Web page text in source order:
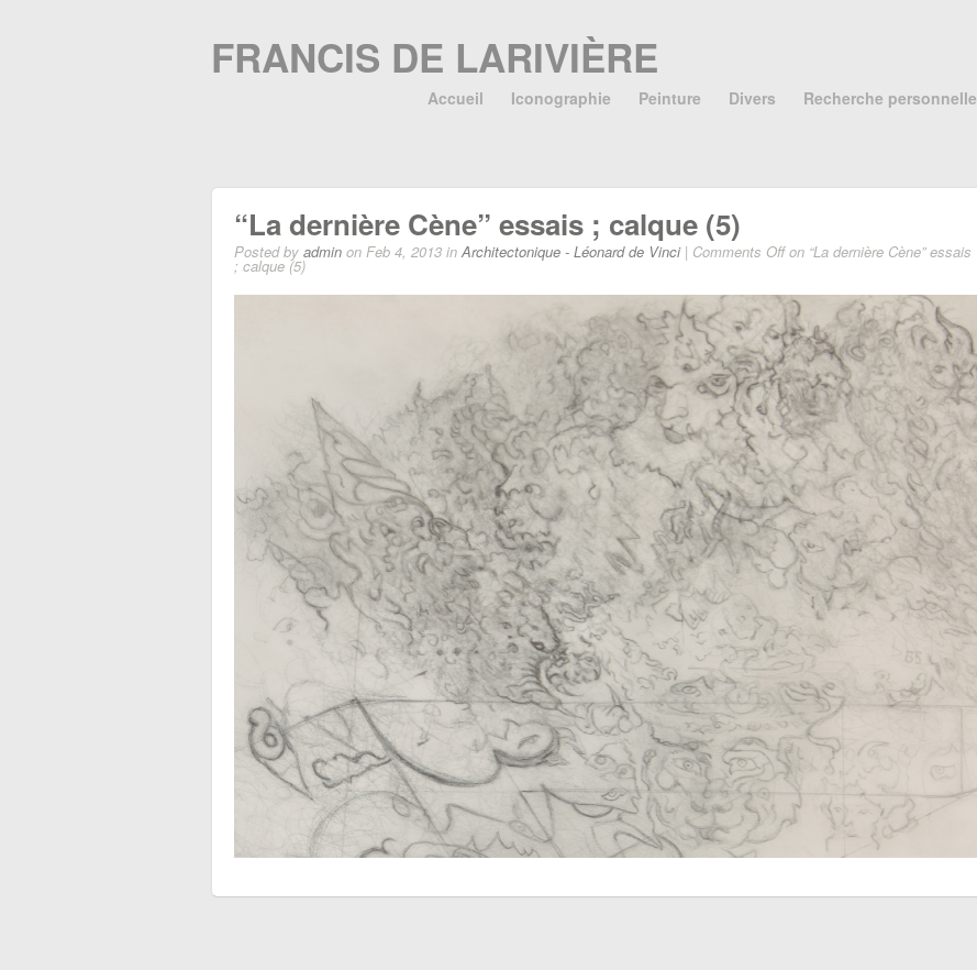
FRANCIS DE LARIVIÈRE
Accueil Iconographie Peinture Divers Recherche personnelle
“La dernière Cène” essais ; calque (5)
Posted by admin on Feb 4, 2013 in Architectonique - Léonard de Vinci| Comments Offon “La dernière Cène” essais
; calque (5)